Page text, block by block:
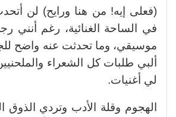
(فعلى إيه! من هنا ورايح) لن
في الساحة الغنائية، رغم أنني
موسيقي، وما تحدثت عنه واضح
ألبي طلبات كل الشعراء
لي أغنيات.
الهجوم وقلة الأدب وتردي الذوق